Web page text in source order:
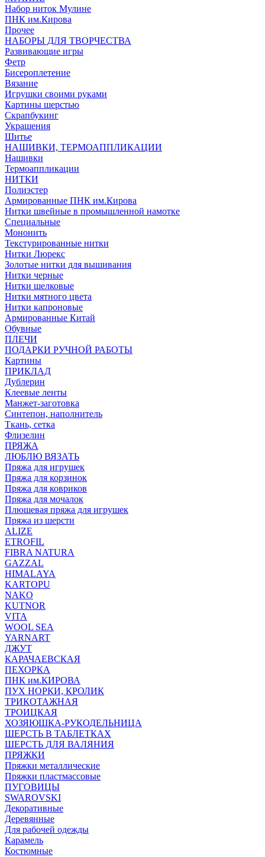
Набор ниток Мулине
ПНК им.Кирова
Прочее
НАБОРЫ ДЛЯ ТВОРЧЕСТВА
Развивающие игры
Фетр
Бисероплетение
Вязание
Игрушки своими руками
Картины шерстью
Скрапбукинг
Украшения
Шитье
НАШИВКИ, ТЕРМОАППЛИКАЦИИ
Нашивки
Термоаппликации
НИТКИ
Полиэстер
Армированные ПНК им.Кирова
Нитки швейные в промышленной намотке
Специальные
Мононить
Текстурированные нитки
Нитки Люрекс
Золотые нитки для вышивания
Нитки черные
Нитки шелковые
Нитки мятного цвета
Нитки капроновые
Армированные Китай
Обувные
ПЛЕЧИ
ПОДАРКИ РУЧНОЙ РАБОТЫ
Картины
ПРИКЛАД
Дублерин
Клеевые ленты
Манжет-заготовка
Синтепон, наполнитель
Ткань, сетка
Флизелин
ПРЯЖА
ЛЮБЛЮ ВЯЗАТЬ
Пряжа для игрушек
Пряжа для корзинок
Пряжа для ковриков
Пряжа для мочалок
Плюшевая пряжа для игрушек
Пряжа из шерсти
ALIZE
ETROFIL
FIBRA NATURA
GAZZAL
HIMALAYA
KARTOPU
NAKO
KUTNOR
VITA
WOOL SEA
YARNART
ДЖУТ
КАРАЧАЕВСКАЯ
ПЕХОРКА
ПНК им.КИРОВА
ПУХ НОРКИ, КРОЛИК
ТРИКОТАЖНАЯ
ТРОИЦКАЯ
ХОЗЯЮШКА-РУКОДЕЛЬНИЦА
ШЕРСТЬ В ТАБЛЕТКАХ
ШЕРСТЬ ДЛЯ ВАЛЯНИЯ
ПРЯЖКИ
Пряжки металлические
Пряжки пластмассовые
ПУГОВИЦЫ
SWAROVSKI
Декоративные
Деревянные
Для рабочей одежды
Карамель
Костюмные